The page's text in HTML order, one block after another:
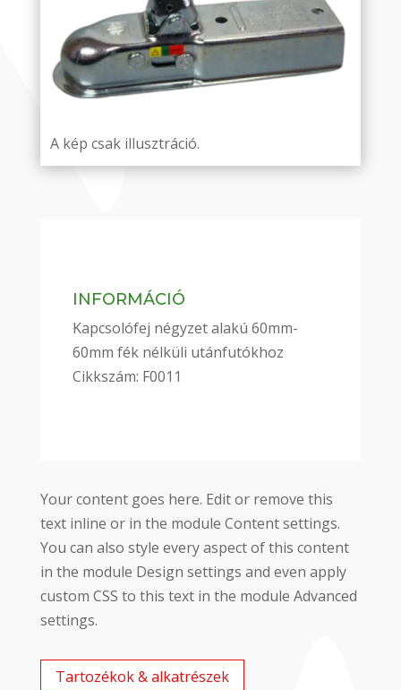
A kép csak illusztráció.
INFORMÁCIÓ
Kapcsolófej négyzet alakú 60mm-
60mm fék nélküli utánfutókhoz
Cikkszám: F0011
Your content goes here. Edit or remove this
text inline or in the module Content settings.
You can also style every aspect of this content
in the module Design settings and even apply
custom CSS to this text in the module Advanced
settings.
Tartozékok & alkatrészek